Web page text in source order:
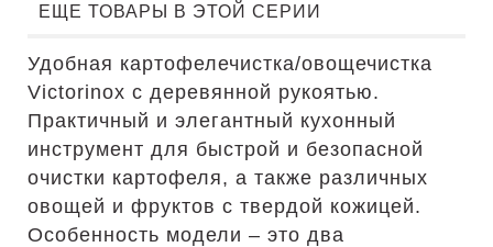
ЕЩЕ ТОВАРЫ В ЭТОЙ СЕРИИ
Удобная картофелечистка/овощечистка
Victorinox с деревянной рукоятью.
Практичный и элегантный кухонный
инструмент для быстрой и безопасной
очистки картофеля, а также различных
овощей и фруктов с твердой кожицей.
Особенность модели – это два